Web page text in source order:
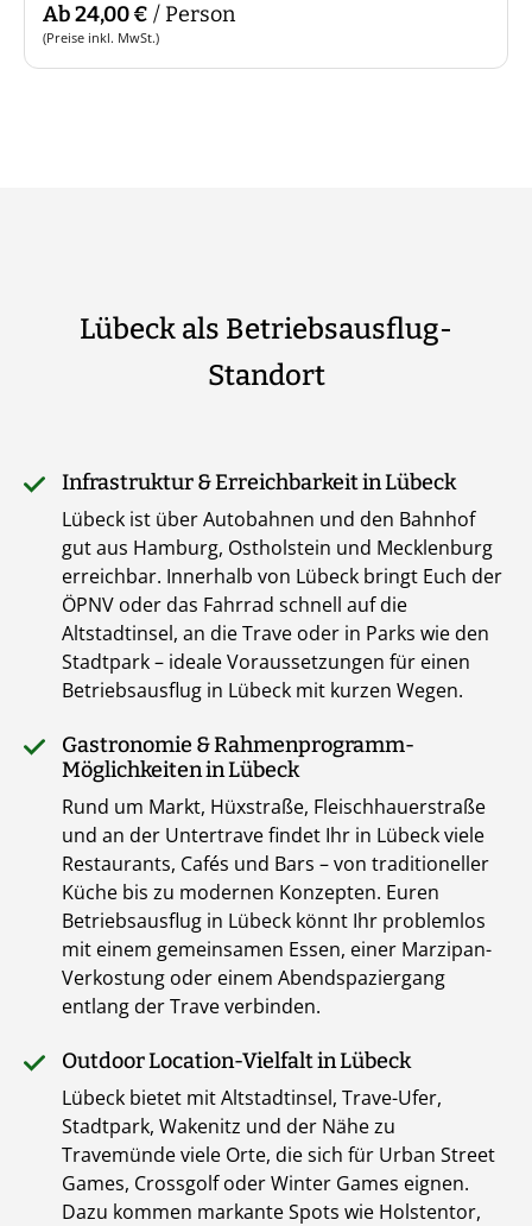
Ab 24,00 € / Person
(Preise inkl. MwSt.)
Lübeck als Betriebsausflug-
Standort
Infrastruktur & Erreichbarkeit in Lübeck
Lübeck ist über Autobahnen und den Bahnhof
gut aus Hamburg, Ostholstein und Mecklenburg
erreichbar. Innerhalb von Lübeck bringt Euch der
ÖPNV oder das Fahrrad schnell auf die
Altstadtinsel, an die Trave oder in Parks wie den
Stadtpark – ideale Voraussetzungen für einen
Betriebsausflug in Lübeck mit kurzen Wegen.
Gastronomie & Rahmenprogramm-
Möglichkeiten in Lübeck
Rund um Markt, Hüxstraße, Fleischhauerstraße
und an der Untertrave findet Ihr in Lübeck viele
Restaurants, Cafés und Bars – von traditioneller
Küche bis zu modernen Konzepten. Euren
Betriebsausflug in Lübeck könnt Ihr problemlos
mit einem gemeinsamen Essen, einer Marzipan-
Verkostung oder einem Abendspaziergang
entlang der Trave verbinden.
Outdoor Location-Vielfalt in Lübeck
Lübeck bietet mit Altstadtinsel, Trave-Ufer,
Stadtpark, Wakenitz und der Nähe zu
Travemünde viele Orte, die sich für Urban Street
Games, Crossgolf oder Winter Games eignen.
Dazu kommen markante Spots wie Holstentor,